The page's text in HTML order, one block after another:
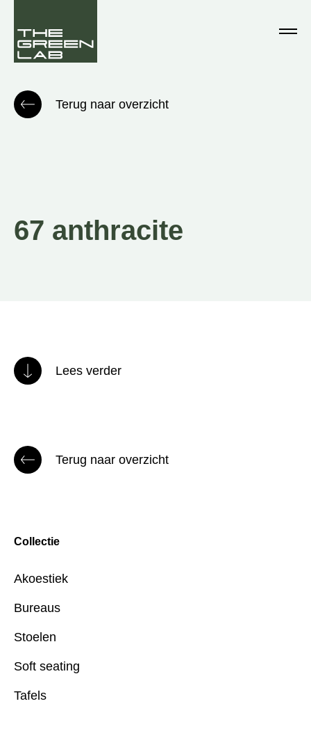
Terug naar overzicht
67 anthracite
Lees verder
Terug naar overzicht
Collectie
Akoestiek
Bureaus
Stoelen
Soft seating
Tafels